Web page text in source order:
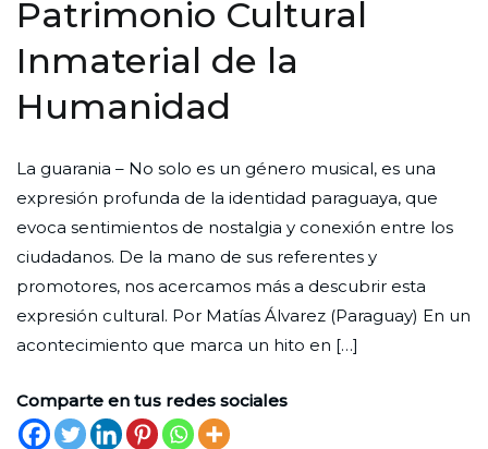
Patrimonio Cultural
Inmaterial de la
Humanidad
Por
Redaccion
Ciudad
Nueva
Publicada
el
28
de
febrero
de
2025
Publicada
en
Cultura
La guarania – No solo es un género musical, es una
expresión profunda de la identidad paraguaya, que
evoca sentimientos de nostalgia y conexión entre los
ciudadanos. De la mano de sus referentes y
promotores, nos acercamos más a descubrir esta
expresión cultural. Por Matías Álvarez (Paraguay) En un
acontecimiento que marca un hito en […]
Comparte en tus redes sociales